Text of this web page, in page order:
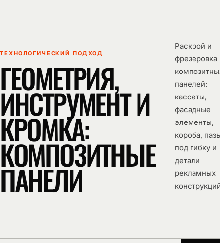
РАССКАЖИТЕ О
ПРИКРЕПИТЬ
ФАЙЛЫ
Чертежи, макеты и фото
· до 5 файлов
Согласен на
обработку
персональных
данных
Можно также прислать
ТЕХНОЛОГИЧЕСКИЙ ПОДХОД
ГЕОМЕТРИЯ,
ИНСТРУМЕНТ И
КРОМКА:
КОМПОЗИТНЫЕ
ПАНЕЛИ
Раскрой и
фрезеровка
панелей:
кассеты,
фасадные
элементы,
короба,
под гибку и
детали
рекламных